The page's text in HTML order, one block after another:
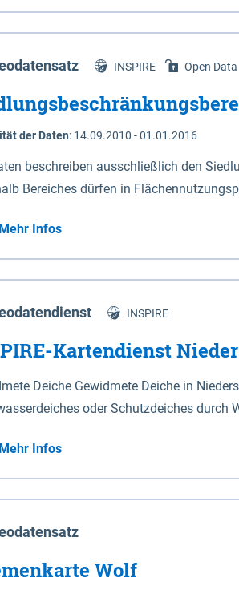
Niedersachsen (vgl. Abb. 4-1) entlang
472,5 bei Schnackenburg bis
Dannenberg und Lüneburg.
INSPIRE Open Data
der Daten: 14.09.2010 - 01.01.2016
beschreiben ausschließlich den
Bereiches dürfen in
Mehr Infos
INSPIRE
Kartendienst
Deiche Gewidmete Deiche in
oder Schutzdeiches durch
Deiche gelten die Bestimmungen
Sperrwerke Sperrwerke sind Bauwerke mit Sperrvorrichtungen in Tidegewässern, die dem
eines Gebietes vor erhöhten Tiden, vor
Art erhält die Eigenschaft eines
Mehr Infos
Wolf